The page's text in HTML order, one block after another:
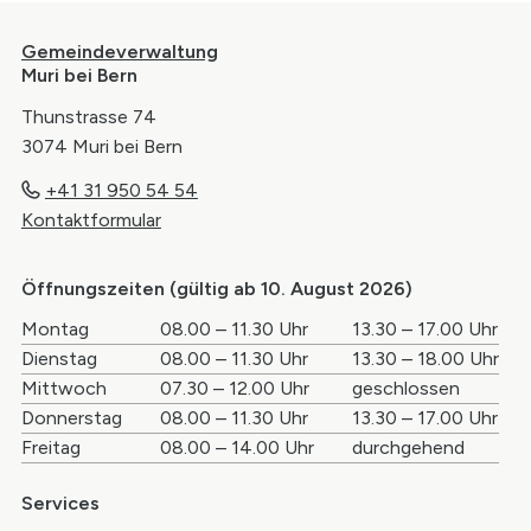
Gemeindeverwaltung
Muri bei Bern
Thunstrasse 74
3074 Muri bei Bern
+41 31 950 54 54
Kontaktformular
Öffnungszeiten (gültig ab 10. August 2026)
Wochentag
Öffnungszeiten Vormittag
Montag 08.00 – 11.30 Uhr
13.30 – 17.00 Uhr
Dienstag
08.00 – 11.30 Uhr
13.30 – 18.00 Uhr
Mittwoch
07.30 – 12.00 Uhr
geschlossen
Donnerstag
08.00 – 11.30 Uhr
13.30 – 17.00 Uhr
Freitag
08.00 – 14.00 Uhr durchgehend
Services